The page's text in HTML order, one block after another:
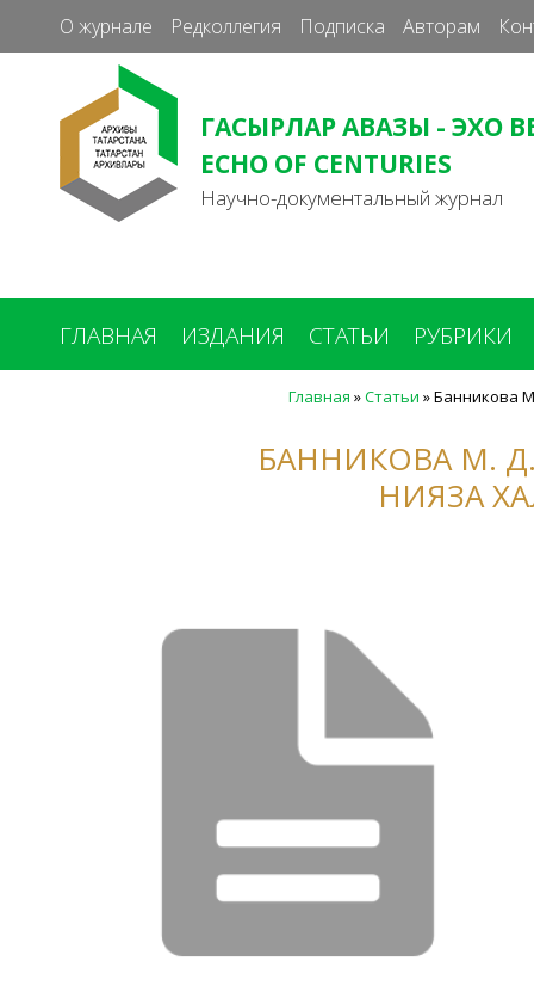
О журнале Редколлегия Подписка Авторам
ГАСЫРЛАР АВАЗЫ - ЭХО
ECHO OF CENTURIES
Научно-документальный журнал
ГЛАВНАЯ ИЗДАНИЯ СТАТЬИ РУБРИКИ
Главная »Статьи »Банникова
БАННИКОВА М.
НИЯЗА